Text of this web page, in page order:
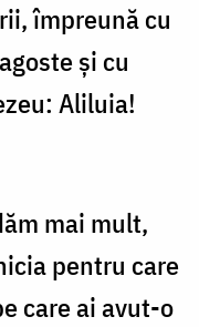
împreună cu
și cu
Aliluia!
mai mult,
pentru care
care ai avut-o